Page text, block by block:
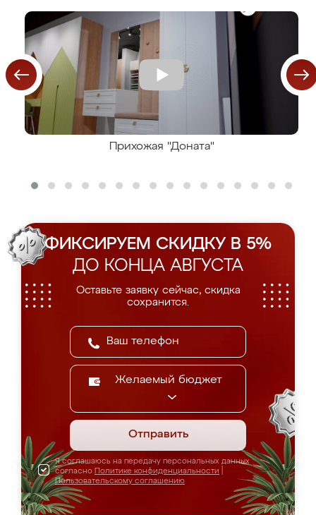
Прихожая "Доната"
ФИКСИРУЕМ СКИДКУ В 5%
ДО КОНЦА АВГУСТА
Оставьте заявку сейчас, скидка
сохранится.
Желаемый бюджет
Отправить
Я соглашаюсь на передачу персональных данных
согласно Политике конфиденциальности
Пользовательскому соглашению